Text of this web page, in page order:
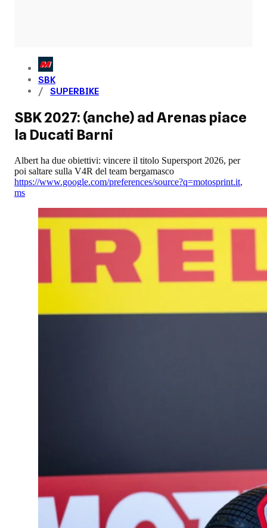
SBK
SUPERBIKE
SBK 2027: (anche) ad Arenas piace
la Ducati Barni
Albert ha due obiettivi: vincere il titolo Supersport 2026, per
poi saltare sulla V4R del team bergamasco
https://www.google.com/preferences/source?q=motosprint.it,
ms